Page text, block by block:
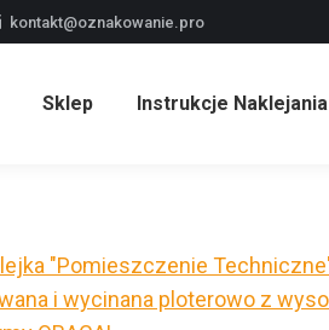
kontakt@oznakowanie.pro
Sklep Instrukcje Naklejania